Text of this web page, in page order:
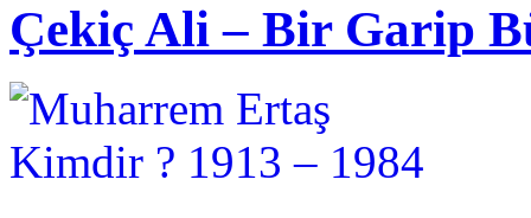
Çekiç Ali – Bir Garip